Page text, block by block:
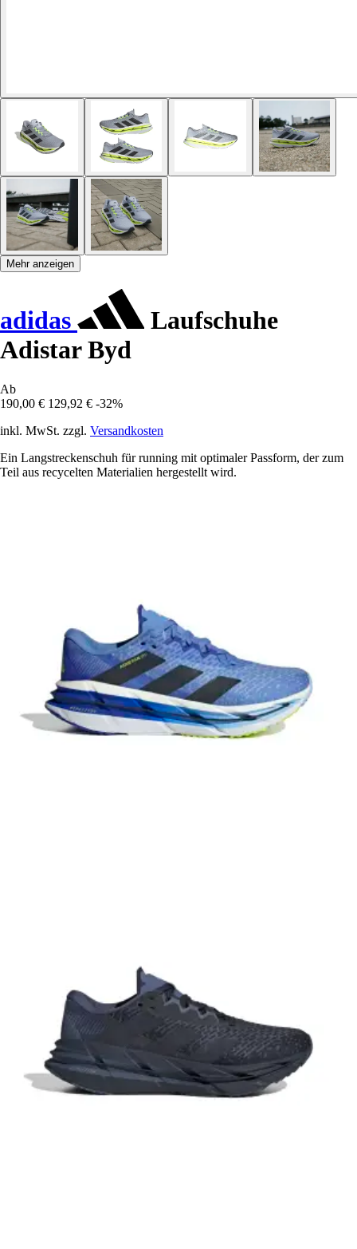
Mehr anzeigen
adidas
Laufschuhe
Adistar Byd
Ab
190,00 € 129,92 € -32%
inkl. MwSt. zzgl. Versandkosten
Ein Langstreckenschuh für running mit optimaler Passform, der zum
Teil aus recycelten Materialien hergestellt wird.